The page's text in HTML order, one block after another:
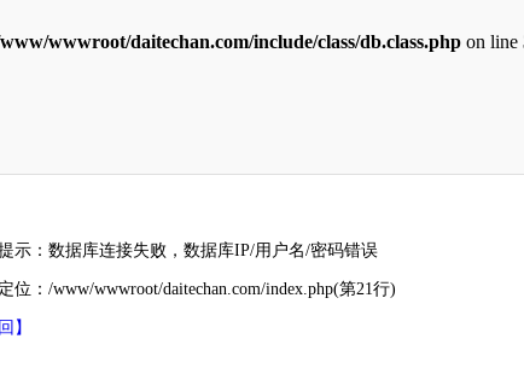
wwwroot/daitechan.com/include/class/db.class.php on line
示：数据库连接失败，数据库IP/用户名/密码错误
位：/www/wwwroot/daitechan.com/index.php(第21行)
】